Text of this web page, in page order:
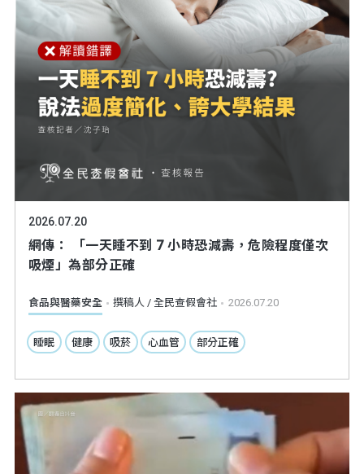
2026.07.20
網傳： 「一天睡不到 7 小時恐減壽，危險程度僅次
吸煙」為部分正確
食品與醫藥安全 撰稿人 / 全民查假會社 2026.07.20
睡眠 健康 吸菸 心血管 部分正確